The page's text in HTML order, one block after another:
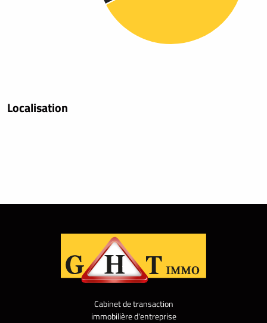
Localisation
Cabinet de transaction
immobilière d'entreprise